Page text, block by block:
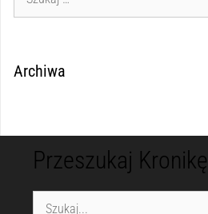
Archiwa
Przeszukaj Kronikę